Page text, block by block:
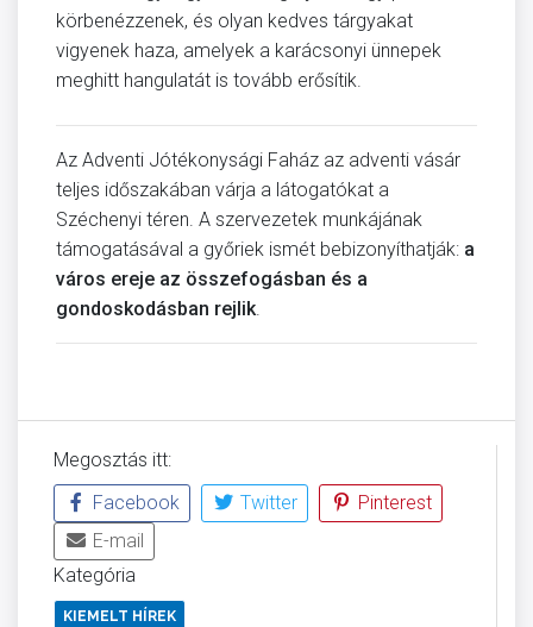
körbenézzenek, és olyan kedves tárgyakat
vigyenek haza, amelyek a karácsonyi ünnepek
meghitt hangulatát is tovább erősítik.
Az Adventi Jótékonysági Faház az adventi vásár
teljes időszakában várja a látogatókat a
Széchenyi téren. A szervezetek munkájának
támogatásával a győriek ismét bebizonyíthatják: a
város ereje az összefogásban és a
gondoskodásban rejlik.
Megosztás itt:
Facebook
Twitter
Pinterest
E-mail
Kategória
KIEMELT HÍREK